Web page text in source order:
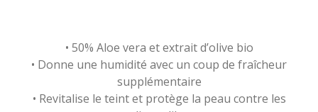
• 50% Aloe vera et extrait d’olive bio
• Donne une humidité avec un coup de fraîcheur
supplémentaire
• Revitalise le teint et protège la peau contre les